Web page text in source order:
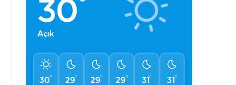
CUM CMT SAL ÇAR
Tüm hava tahminini göster